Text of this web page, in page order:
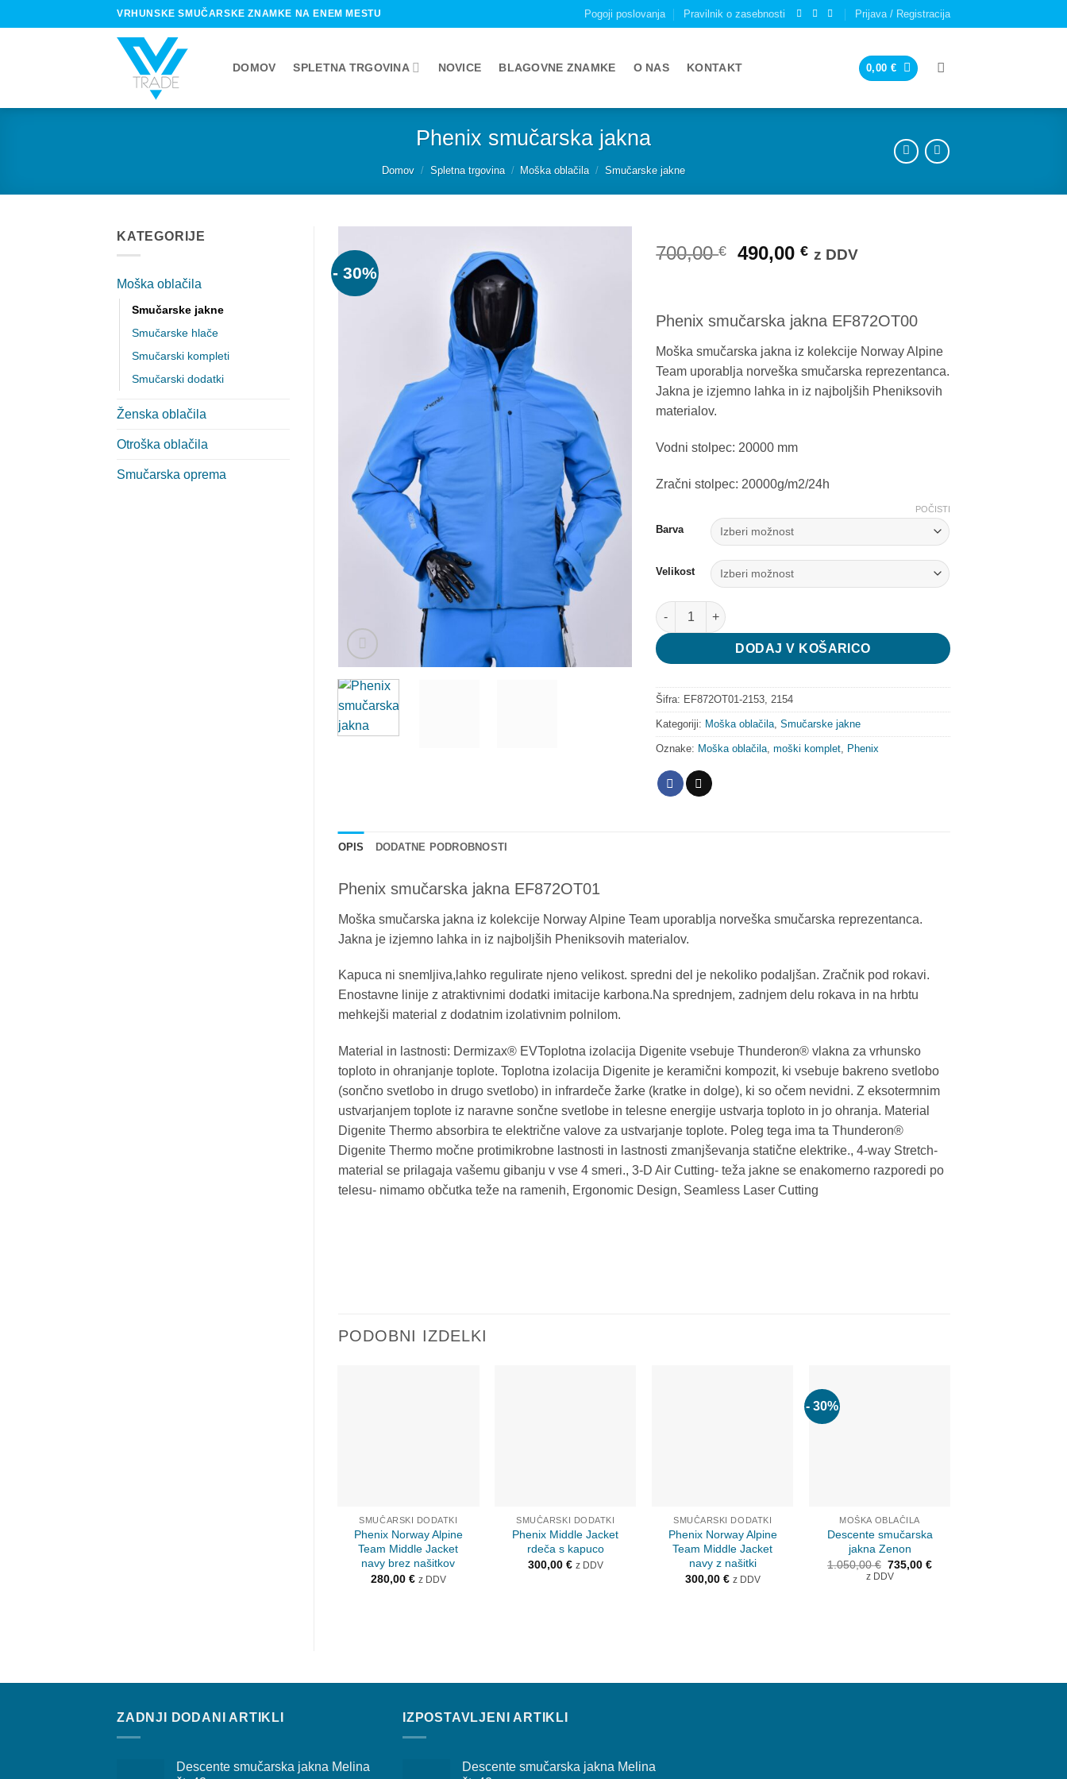
to
VRHUNSKE SMUČARSKE ZNAMKE NA ENEM MESTU Pogoji poslovanja Pravilnik o zasebnosti Prijava / Registracija
DOMOV SPLETNA TRGOVINA NOVICE BLAGOVNE ZNAMKE O NAS KONTAKT 0,00€
Phenix smučarska jakna
Domov / Spletna trgovina / Moška oblačila / Smučarske jakne
KATEGORIJE
Moška oblačila
Smučarske jakne
Smučarske hlače
Smučarski kompleti
Smučarski dodatki
Ženska oblačila
Otroška oblačila
Smučarska oprema
- 30%
700,00€
Izvirna
bila:
700,00 €.
490,00€Trenutna
z DDV
Phenix smučarska jakna EF872OT00
Moška smučarska jakna iz kolekcije Norway Alpine
Team uporablja norveška smučarska reprezentanca.
Jakna je izjemno lahka in iz najboljših Pheniksovih
materialov.
Vodni stolpec: 20000 mm
Zračni stolpec: 20000g/m2/24h
Barva
Velikost
POČISTI
Phenix smučarska jakna količina
DODAJ V KOŠARICO
Šifra: EF872OT01-2153, 2154
Kategoriji: Moška oblačila ,Smučarske jakne
Oznake: Moška oblačila ,moški komplet Phenix
OPIS DODATNE PODROBNOSTI
Phenix smučarska jakna EF872OT01
Moška smučarska jakna iz kolekcije Norway Alpine Team uporablja norveška smučarska reprezentanca.
Jakna je izjemno lahka in iz najboljših Pheniksovih materialov.
Kapuca ni snemljiva,lahko regulirate njeno velikost. spredni del je nekoliko podaljšan. Zračnik pod rokavi.
Enostavne linije z atraktivnimi dodatki imitacije karbona.Na sprednjem, zadnjem delu rokava in na hrbtu
mehkejši material z dodatnim izolativnim polnilom.
Material in lastnosti: Dermizax® EVToplotna izolacija Digenite vsebuje Thunderon® vlakna za vrhunsko
toploto in ohranjanje toplote. Toplotna izolacija Digenite je keramični kompozit, ki vsebuje bakreno svetlobo
(sončno svetlobo in drugo svetlobo) in infrardeče žarke (kratke in dolge), ki so očem nevidni. Z eksotermnim
ustvarjanjem toplote iz naravne sončne svetlobe in telesne energije ustvarja toploto in jo ohranja. Material
Digenite Thermo absorbira te električne valove za ustvarjanje toplote. Poleg tega ima ta Thunderon®
Digenite Thermo močne protimikrobne lastnosti in lastnosti zmanjševanja statične elektrike., 4-way Stretch-
material se prilagaja vašemu gibanju v vse 4 smeri., 3-D Air Cutting- teža jakne se enakomerno razporedi po
telesu- nimamo občutka teže na ramenih, Ergonomic Design, Seamless Laser Cutting
PODOBNI IZDELKI
SMUČARSKI DODATKI
Phenix Norway Alpine
Team Middle Jacket
navy brez našitkov
280,00 € z DDV
SMUČARSKI DODATKI
Phenix Middle Jacket
rdeča s kapuco
300,00 € z DDV
SMUČARSKI DODATKI
Phenix Norway Alpine
Team Middle Jacket
navy z našitki
300,00 € z DDV
- 30%
MOŠKA OBLAČILA
Descente smučarska
jakna Zenon
1.050,00€ Izvirna
cena
735,00€Trenutna
z DDV
ZADNJI DODANI ARTIKLI
Descente smučarska jakna Melina
IZPOSTAVLJENI ARTIKLI
Descente smučarska jakna Melina